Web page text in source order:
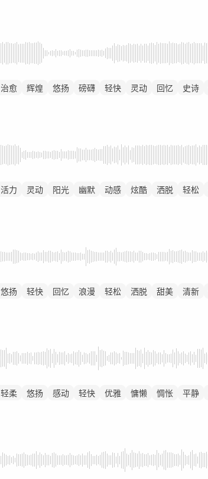
治愈 辉煌 悠扬 磅礴 轻快 灵动 回忆 史诗
活力 灵动 阳光 幽默 动感 炫酷 洒脱 轻松
悠扬 轻快 回忆 浪漫 轻松 洒脱 甜美 清新
轻柔 悠扬 感动 轻快 优雅 慵懒 惆怅 平静